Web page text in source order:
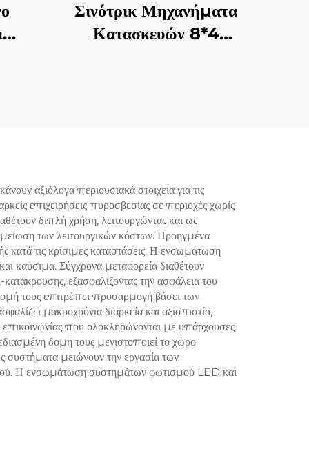
Σινότρικ Μηχανήματα
Κατασκευών 8*4
αξιόλογα περιουσιακά στοιχεία για τις
επιχειρήσεις πυροσβεσίας σε περιοχές χωρίς
διπλή χρήση, λειτουργώντας και ως
των λειτουργικών κόστων. Προηγμένα
τις κρίσιμες καταστάσεις. Η ενσωμάτωση
καύσιμα. Σύγχρονα μεταφορεία διαθέτουν
εξασφαλίζοντας την ασφάλεια του
τους επιτρέπει προσαρμογή βάσει των
μακροχρόνια διαρκεία και αξιοπιστία,
που ολοκληρώνονται με υπάρχουσες
δομή τους μεγιστοποιεί το χώρο
συστήματα μειώνουν την εργασία των
Η ενσωμάτωση συστημάτων φωτισμού LED και